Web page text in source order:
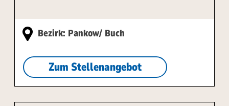
Bezirk: Pankow/ Buch
Zum Stellenangebot